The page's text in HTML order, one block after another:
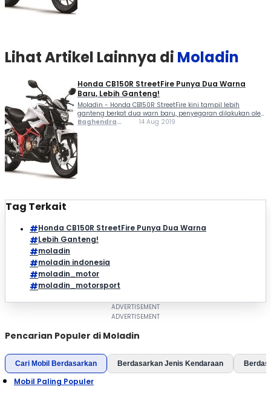
Lihat Artikel Lainnya di Moladin
Honda CB150R StreetFire Punya Dua Warna
Baru, Lebih Ganteng!
Moladin - Honda CB150R StreetFire kini tampil lebih
ganteng berkat dua warn baru, penyegaran dilakukan oleh
PT Astra Honda Motor (AHM). Secara tampilan, motorsport
Baghendra
14 Aug 2019
Tag Terkait
Honda CB150R StreetFire Punya Dua Warna
Lebih Ganteng!
moladin
moladin indonesia
moladin_motor
moladin_motorsport
Pencarian Populer di Moladin
Cari Mobil Berdasarkan Berdasarkan Jenis Kendaraan
Mobil Paling Populer